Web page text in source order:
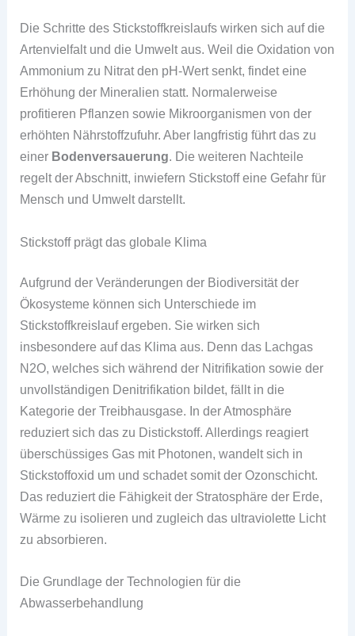
Die Schritte des Stickstoffkreislaufs wirken sich auf die
Artenvielfalt und die Umwelt aus. Weil die Oxidation von
Ammonium zu Nitrat den pH-Wert senkt, findet eine
Erhöhung der Mineralien statt. Normalerweise
profitieren Pflanzen sowie Mikroorganismen von der
erhöhten Nährstoffzufuhr. Aber langfristig führt das zu
einer Bodenversauerung. Die weiteren Nachteile
regelt der Abschnitt, inwiefern Stickstoff eine Gefahr für
Mensch und Umwelt darstellt.
Stickstoff prägt das globale Klima
Aufgrund der Veränderungen der Biodiversität der
Ökosysteme können sich Unterschiede im
Stickstoffkreislauf ergeben. Sie wirken sich
insbesondere auf das Klima aus. Denn das Lachgas
N2O, welches sich während der Nitrifikation sowie der
unvollständigen Denitrifikation bildet, fällt in die
Kategorie der Treibhausgase. In der Atmosphäre
reduziert sich das zu Distickstoff. Allerdings reagiert
überschüssiges Gas mit Photonen, wandelt sich in
Stickstoffoxid um und schadet somit der Ozonschicht.
Das reduziert die Fähigkeit der Stratosphäre der Erde,
Wärme zu isolieren und zugleich das ultraviolette Licht
zu absorbieren.
Die Grundlage der Technologien für die
Abwasserbehandlung